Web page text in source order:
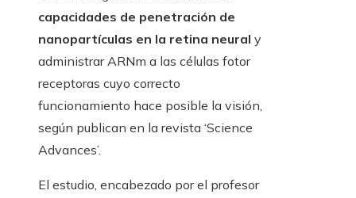
capacidades de penetración de
nanopartículas en la retina neural y
administrar ARNm a las células fotor
receptoras cuyo correcto
funcionamiento hace posible la visión,
según publican en la revista ‘Science
Advances’.
El estudio, encabezado por el profesor